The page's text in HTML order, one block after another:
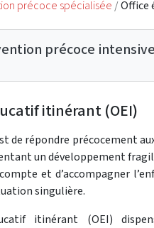
précoce spécialisée Office
précoce
itinérant (OEI)
de répondre précocement
un développement
et d’accompagner
singulière.
itinérant (OEI)